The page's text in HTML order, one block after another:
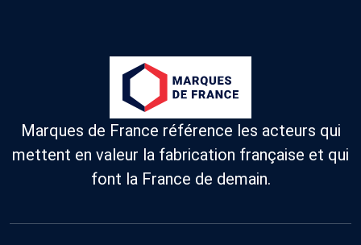
Marques de France référence les acteurs qui
mettent en valeur la fabrication française et qui
font la France de demain.